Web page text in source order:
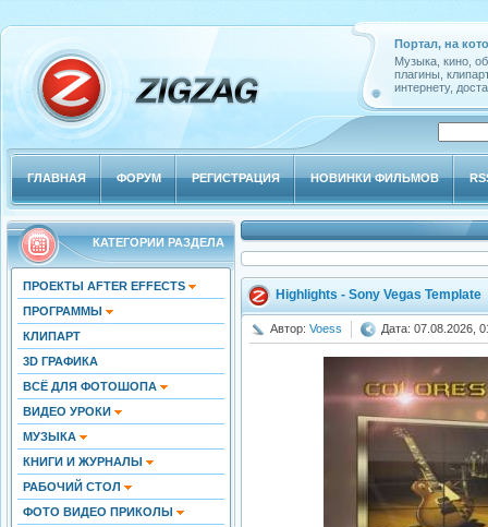
Портал, на
Музыка, кино,
плагины,
интернету,
ГЛАВНАЯ ФОРУМ РЕГИСТРАЦИЯ НОВИНКИ ФИЛЬМОВ
КАТЕГОРИИ РАЗДЕЛА
ПРОЕКТЫ AFTER EFFECTS
ПРОГРАММЫ
КЛИПАРТ
3D ГРАФИКА
ВСЁ ДЛЯ ФОТОШОПА
ВИДЕО УРОКИ
МУЗЫКА
КНИГИ И ЖУРНАЛЫ
РАБОЧИЙ СТОЛ
ФОТО ВИДЕО ПРИКОЛЫ
Highlights - Sony Vegas Template
Автор: Voess Дата: 07.08.2026,